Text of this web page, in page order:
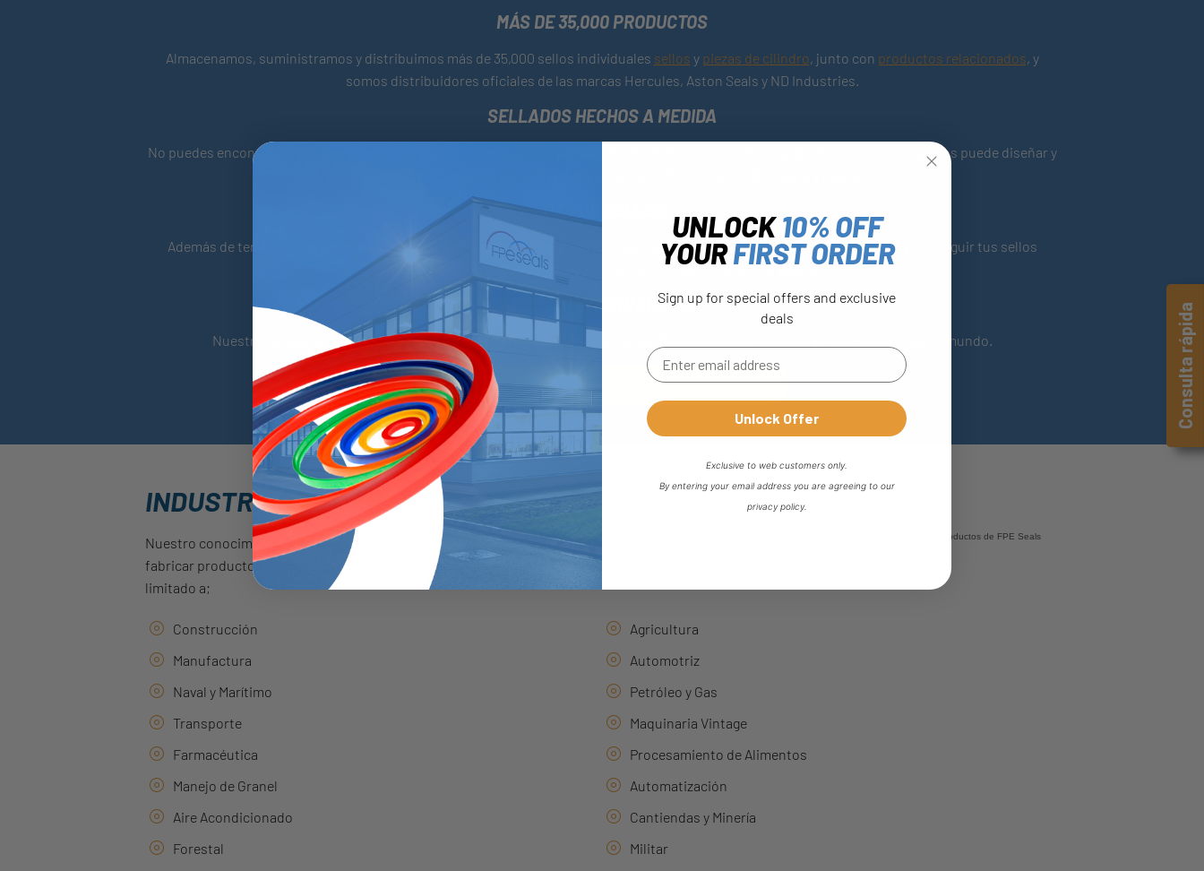
MÁS DE 35,000 PRODUCTOS
Almacenamos, suministramos y distribuimos más de 35,000 sellos individuales sellos y piezas de cilindro, junto con productos relacionados, y
somos distribuidores oficiales de las marcas Hercules, Aston Seals y ND Industries.
SELLADOS HECHOS A MEDIDA
No puedes encontrar lo que necesitas? ¿O quizás buscas algo más personalizado? Entonces, nuestro equipo de ingenieros expertos puede diseñar y
KITS DE SELLOS
Además de tener una amplia gama de kits de sellos
de marcas bien conocidas disponibles, también podemos identificar y conseguir tus sellos
antiguos, así como ofrecer un servicio de kits de sellos ‘hechos a pedido’.
SERVICIO INTERNACIONAL
Nuestro equipo internacional y sucursales en el Reino Unido y los Países Bajos entregan nuestros productos en todo el mundo.
INFORMACIÓN SOBRE PEDIDOS, ENTREGA Y DEVOLUCIONES
INDUSTRIAS
Nuestro conocimiento y experiencia en hidráulica y neumática significa que podemos suministrar o
fabricar productos adecuados para una amplia gama de industrias y aplicaciones, incluyendo pero no
limitado a;
Construcción
Agricultura
Manufactura
Automotriz
Naval y Marítimo
Petróleo y Gas
Transporte
Maquinaria Vintage
Farmacéutica
Procesamiento de Alimentos
Manejo de Granel
Automatización
Aire Acondicionado
Cantiendas y Minería
Forestal
Militar
Consulta rápida
UNLOCK10% OFF
YOURFIRST ORDER
Sign up for special offers and exclusive
deals
Unlock Offer
Exclusive to web customers only.
By entering your email address you are agreeing to our
privacy policy.